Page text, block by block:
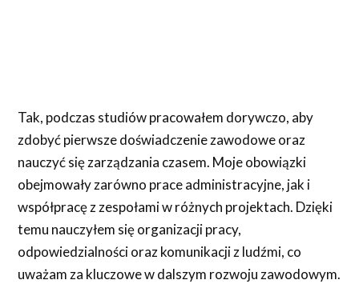
Tak, podczas studiów pracowałem dorywczo, aby
zdobyć pierwsze doświadczenie zawodowe oraz
nauczyć się zarządzania czasem. Moje obowiązki
obejmowały zarówno prace administracyjne, jak i
współpracę z zespołami w różnych projektach. Dzięki
temu nauczyłem się organizacji pracy,
odpowiedzialności oraz komunikacji z ludźmi, co
uważam za kluczowe w dalszym rozwoju zawodowym.